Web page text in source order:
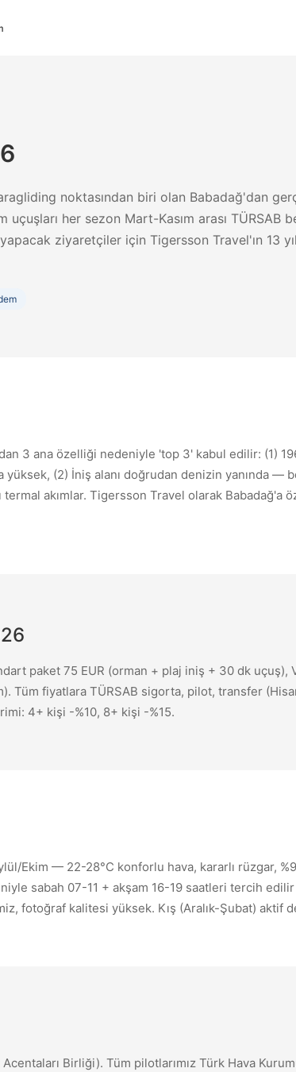
Deutsch
German
Русский
Russian
Magyar
noktasından biri olan Babadağ'dan
her sezon Mart-Kasım arası TÜRSAB
ziyaretçiler için Tigersson Travel'ın 13
3 ana özelliği nedeniyle 'top 3' kabul edilir: (1)
(2) İniş alanı doğrudan denizin yanında —
akımlar. Tigersson Travel olarak Babadağ'a
paket 75 EUR (orman + plaj iniş + 30 dk uçuş),
Tüm fiyatlara TÜRSAB sigorta, pilot, transfer
4+ kişi -%10, 8+ kişi -%15.
Ekim — 22-28°C konforlu hava, kararlı rüzgar,
sabah 07-11 + akşam 16-19 saatleri tercih
fotoğraf kalitesi yüksek. Kış (Aralık-Şubat) aktif
Birliği). Tüm pilotlarımız Türk Hava